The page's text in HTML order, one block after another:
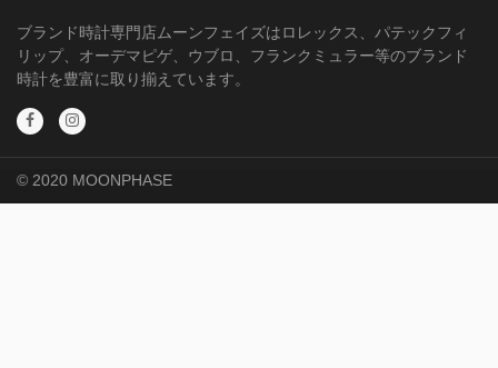
ブランド時計専門店ムーンフェイズはロレックス、パテックフィ
リップ、オーデマピゲ、ウブロ、フランクミュラー等のブランド
時計を豊富に取り揃えています。
© 2020 MOONPHASE